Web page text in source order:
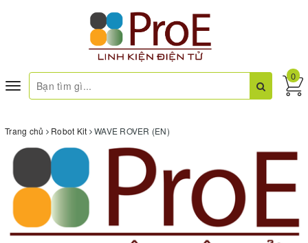
Toggle
navigation
0
Trang chủ Robot Kit WAVE ROVER (EN)